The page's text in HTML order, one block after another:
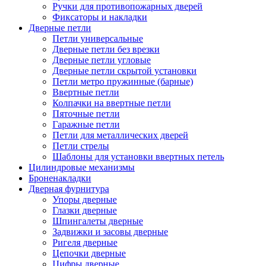
Ручки для противопожарных дверей
Фиксаторы и накладки
Дверные петли
Петли универсальные
Дверные петли без врезки
Дверные петли угловые
Дверные петли скрытой установки
Петли метро пружинные (барные)
Ввертные петли
Колпачки на ввертные петли
Пяточные петли
Гаражные петли
Петли для металлических дверей
Петли стрелы
Шаблоны для установки ввертных петель
Цилиндровые механизмы
Броненакладки
Дверная фурнитура
Упоры дверные
Глазки дверные
Шпингалеты дверные
Задвижки и засовы дверные
Ригеля дверные
Цепочки дверные
Цифры дверные